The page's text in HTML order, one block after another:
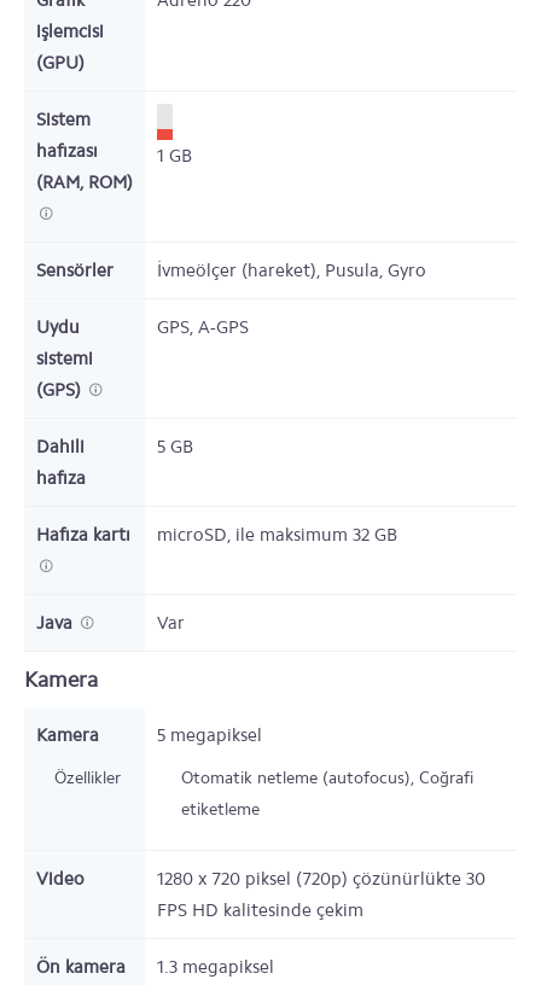
işlemcisi
(GPU)
Sistem
hafızası
(RAM, ROM)
1 GB
Sensörler İvmeölçer (hareket), Pusula, Gyro
Uydu
sistemi
(GPS)
GPS, A-GPS
Dahili
hafıza
5 GB
Hafıza kartı microSD, ile maksimum 32 GB
Java Var
Kamera
Kamera 5 megapiksel
Özellikler
Otomatik netleme (autofocus), Coğrafi
etiketleme
Video
1280 x 720 piksel (720p) çözünürlükte 30
FPS HD kalitesinde çekim
Ön kamera 1.3 megapiksel